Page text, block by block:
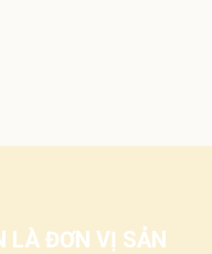
LÀ ĐƠN VỊ SẢN